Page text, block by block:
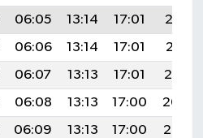
06:05 13:14 17:01
20:12
06:06 13:14 17:01
20:11
06:07 13:13 17:01
20:10
06:08 13:13 17:00
20:09
06:09 13:13 17:00
20:08